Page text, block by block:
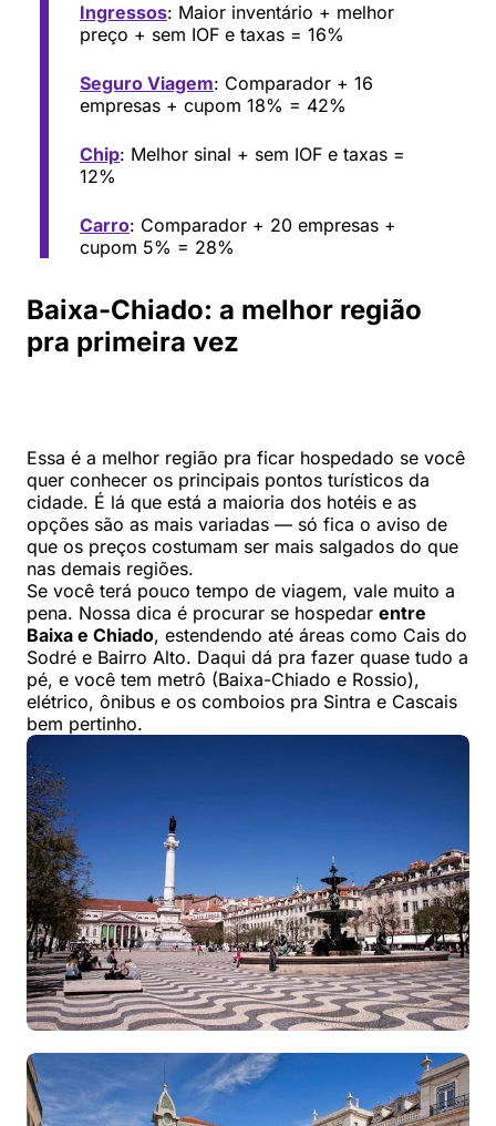
Ingressos: Maior inventário + melhor
preço + sem IOF e taxas = 16%
Seguro Viagem: Comparador + 16
empresas + cupom 18% = 42%
Chip: Melhor sinal + sem IOF e taxas =
12%
Carro: Comparador + 20 empresas +
cupom 5% = 28%
Baixa-Chiado: a melhor região
pra primeira vez
Essa é a melhor região pra ficar hospedado se você
quer conhecer os principais pontos turísticos da
cidade. É lá que está a maioria dos hotéis e as
opções são as mais variadas — só fica o aviso de
que os preços costumam ser mais salgados do que
nas demais regiões.
Se você terá pouco tempo de viagem, vale muito a
pena. Nossa dica é procurar se hospedar entre
Baixa e Chiado, estendendo até áreas como Cais do
Sodré e Bairro Alto. Daqui dá pra fazer quase tudo a
pé, e você tem metrô (Baixa-Chiado e Rossio),
elétrico, ônibus e os comboios pra Sintra e Cascais
bem pertinho.